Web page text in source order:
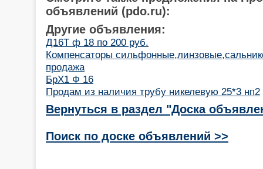
объявлений (pdo.ru):
Другие объявления:
Д16Т ф 18 по 200 руб.
Компенсаторы
продажа
БрХ1 Ф 16
Продам из наличия трубу никелевую 25*3 нп2
Вернуться в раздел "Доска
Поиск по доске объявлений >>